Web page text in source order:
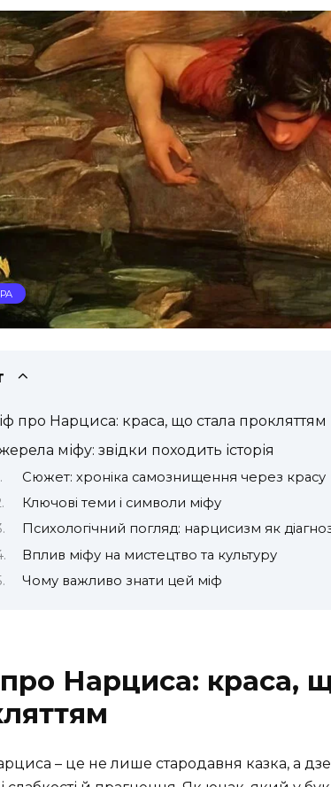
про Нарциса: краса, що стала прокляттям
міфу: звідки походить історія
Сюжет: хроніка самознищення через красу
Ключові теми і символи міфу
Психологічний погляд: нарцисизм як
Вплив міфу на мистецтво та культуру
Чому важливо знати цей міф
Нарциса: краса,
– це не лише стародавня казка, а